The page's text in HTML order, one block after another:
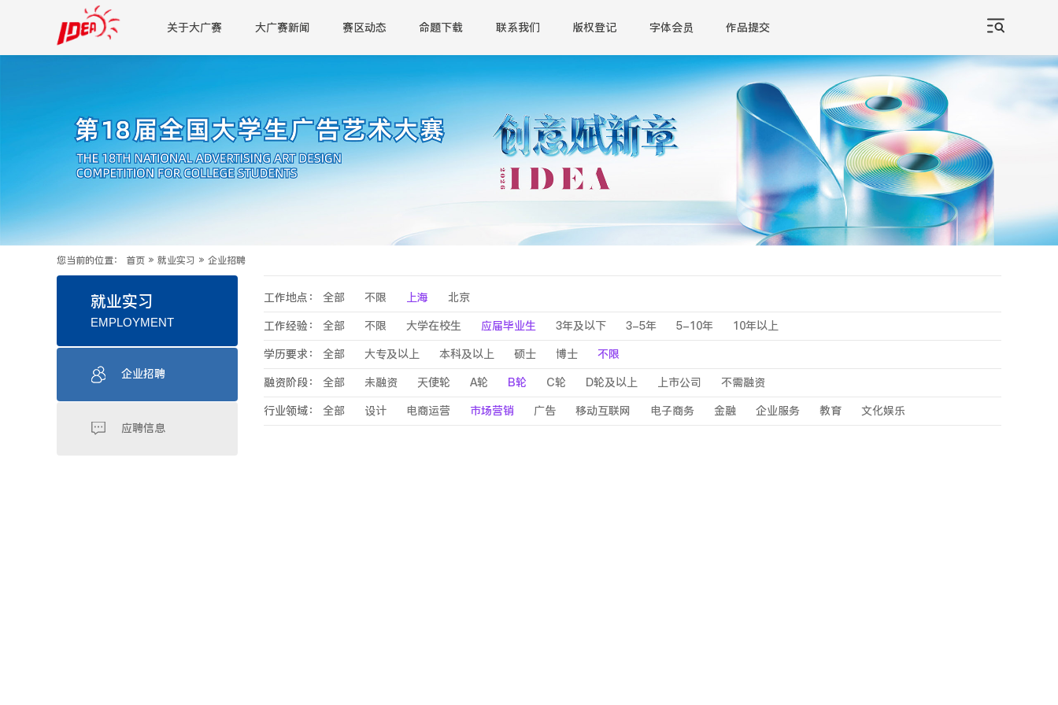
关于大广赛 大广赛新闻 赛区动态 命题下载 联系我们 版权登记 字体会员 作品提交
您当前的位置： 首页 » 就业实习 » 企业招聘
就业实习
EMPLOYMENT
企业招聘
应聘信息
工作地点： 全部 不限 上海 北京
工作经验： 全部 不限 大学在校生 应届毕业生 3年及以下 3-5年 5-10年 10年以上
学历要求： 全部 大专及以上 本科及以上 硕士 博士 不限
融资阶段： 全部 未融资 天使轮 A轮 B轮 C轮 D轮及以上 上市公司 不需融资
行业领域： 全部 设计 电商运营 市场营销 广告 移动互联网 电子商务 金融 企业服务 教育 文化娱乐